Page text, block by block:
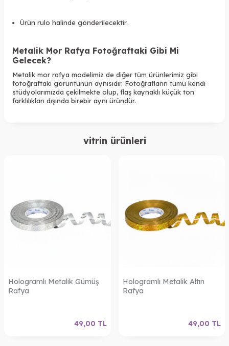
Ürün rulo halinde gönderilecektir.
Metalik Mor Rafya Fotoğraftaki Gibi Mi
Gelecek?
Metalik mor rafya modelimiz de diğer tüm ürünlerimiz gibi
fotoğraftaki görüntünün aynısıdır. Fotoğrafların tümü kendi
stüdyolarımızda çekilmekte olup, flaş kaynaklı küçük ton
farklılıkları dışında birebir aynı üründür.
vitrin ürünleri
Hologramlı Metalik Gümüş
Rafya
49,00 TL
Hologramlı Metalik Altın
Rafya
49,00 TL